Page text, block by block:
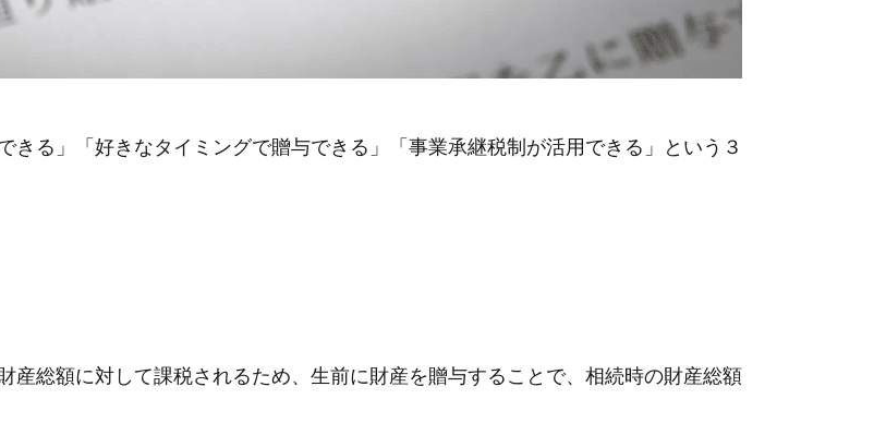
きる」「好きなタイミングで贈与できる」「事業承継税制が活用できる」という３
産総額に対して課税されるため、生前に財産を贈与することで、相続時の財産総額